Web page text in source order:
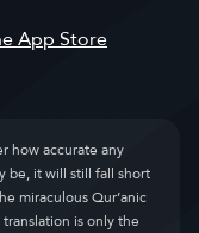
how accurate any
be, it will still fall short
miraculous Qur’anic
is only the